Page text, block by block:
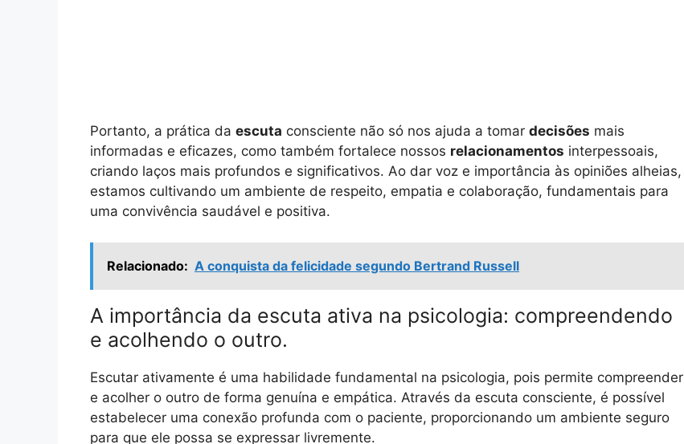
Portanto, a prática da escuta consciente não só nos ajuda a tomar decisões mais
informadas e eficazes, como também fortalece nossos relacionamentos interpessoais,
criando laços mais profundos e significativos. Ao dar voz e importância às opiniões alheias,
estamos cultivando um ambiente de respeito, empatia e colaboração, fundamentais para
uma convivência saudável e positiva.
Relacionado: A conquista da felicidade segundo Bertrand Russell
A importância da escuta ativa na psicologia: compreendendo
e acolhendo o outro.
Escutar ativamente é uma habilidade fundamental na psicologia, pois permite compreender
e acolher o outro de forma genuína e empática. Através da escuta consciente, é possível
estabelecer uma conexão profunda com o paciente, proporcionando um ambiente seguro
para que ele possa se expressar livremente.